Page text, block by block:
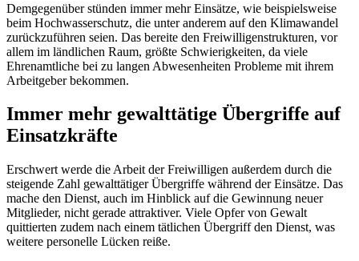
Demgegenüber stünden immer mehr Einsätze, wie beispielsweise
beim Hochwasserschutz, die unter anderem auf den Klimawandel
zurückzuführen seien. Das bereite den Freiwilligenstrukturen, vor
allem im ländlichen Raum, größte Schwierigkeiten, da viele
Ehrenamtliche bei zu langen Abwesenheiten Probleme mit ihrem
Arbeitgeber bekommen.
Immer mehr gewalttätige Übergriffe auf
Einsatzkräfte
Erschwert werde die Arbeit der Freiwilligen außerdem durch die
steigende Zahl gewalttätiger Übergriffe während der Einsätze. Das
mache den Dienst, auch im Hinblick auf die Gewinnung neuer
Mitglieder, nicht gerade attraktiver. Viele Opfer von Gewalt
quittierten zudem nach einem tätlichen Übergriff den Dienst, was
weitere personelle Lücken reiße.